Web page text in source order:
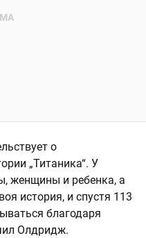
о
„Титаника“. У
женщины и ребенка, а
история, и спустя 113
благодаря
Олдридж.